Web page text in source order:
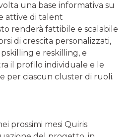
una base informativa su
attive di talent
renderà fattibile e scalabile
di crescita personalizzati,
e reskilling, e
il profilo individuale e le
per ciascun cluster di ruoli.
prossimi mesi Quiris